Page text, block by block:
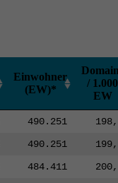
Einwohner
(EW)*
/ 1.000
EW
490.251
490.251
484.411